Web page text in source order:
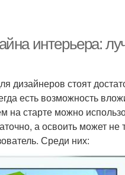
интерьера:
стоят
есть возможность
на старте можно
а освоить может не
Среди них: